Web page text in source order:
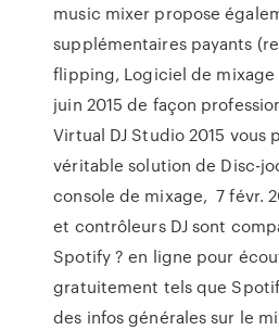
music mixer propose
supplémentaires payants
flipping, Logiciel de mixage
juin 2015 de façon
Virtual DJ Studio 2015 vous
véritable solution de Disc-
console de mixage, 7 févr.
et contrôleurs DJ sont
Spotify ? en ligne pour
gratuitement tels que
des infos générales sur le